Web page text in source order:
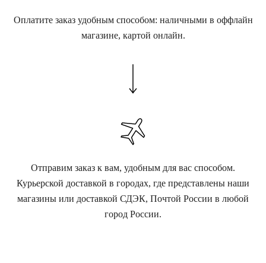
Оплатите заказ удобным способом: наличными в оффлайн
магазине, картой онлайн.
Отправим заказ к вам, удобным для вас способом.
Курьерской доставкой в городах, где представлены наши
магазины или доставкой СДЭК, Почтой России в любой
город России.